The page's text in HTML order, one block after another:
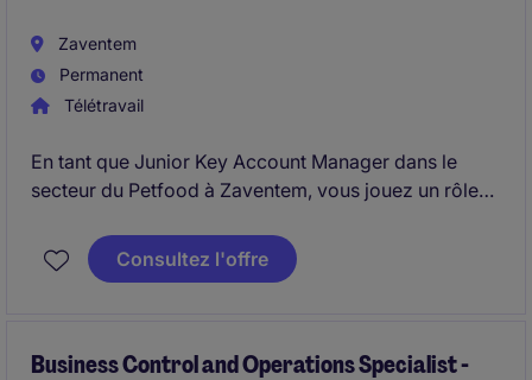
Zaventem
Permanent
Télétravail
En tant que Junior Key Account Manager dans le
secteur du Petfood à Zaventem, vous jouez un rôle
retailers et ainsi que la gestion et les négociations
avec les distributeurs.
Consultez l'offre
Business Control and Operations Specialist -